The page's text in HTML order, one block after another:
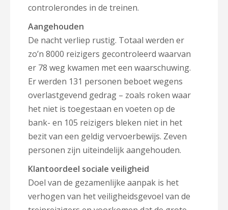
controlerondes in de treinen.
Aangehouden
De nacht verliep rustig. Totaal werden er
zo’n 8000 reizigers gecontroleerd waarvan
er 78 weg kwamen met een waarschuwing.
Er werden 131 personen beboet wegens
overlastgevend gedrag – zoals roken waar
het niet is toegestaan en voeten op de
bank- en 105 reizigers bleken niet in het
bezit van een geldig vervoerbewijs. Zeven
personen zijn uiteindelijk aangehouden.
Klantoordeel sociale veiligheid
Doel van de gezamenlijke aanpak is het
verhogen van het veiligheidsgevoel van de